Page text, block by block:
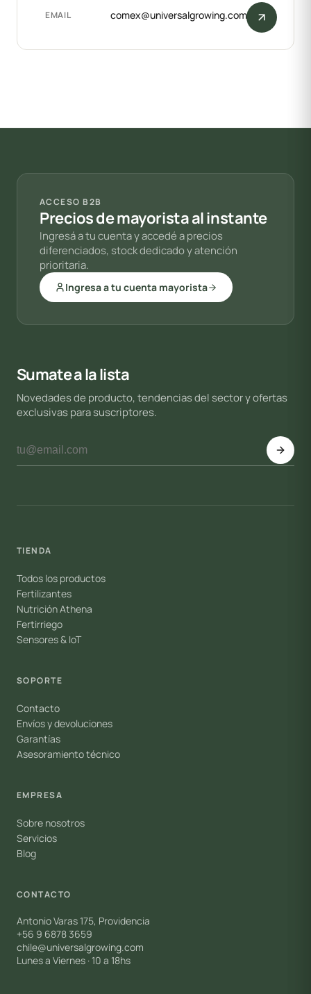
EMAIL comex@universalgrowing.com
ACCESO B2B
Precios de mayorista al instante
Ingresá a tu cuenta y accedé a precios
diferenciados, stock dedicado y atención
prioritaria.
Ingresa a tu cuenta mayorista
Sumate a la lista
Novedades de producto, tendencias del sector y ofertas
exclusivas para suscriptores.
TIENDA
Todos los productos
Fertilizantes
Nutrición Athena
Fertirriego
Sensores & IoT
SOPORTE
Contacto
Envíos y devoluciones
Garantías
Asesoramiento técnico
EMPRESA
Sobre nosotros
Servicios
Blog
CONTACTO
Antonio Varas 175, Providencia
+56 9 6878 3659
chile@universalgrowing.com
Lunes a Viernes · 10 a 18hs